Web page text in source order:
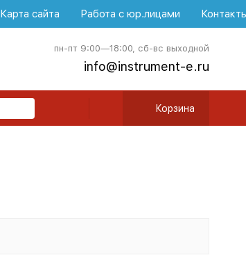
Карта сайта Работа с юр.лицами
пн-пт 9:00—18:00, сб-вс выходной
info@instrument-e.ru
Корзина